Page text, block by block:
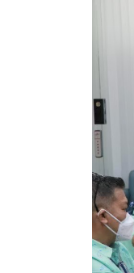
สรุปผลการ
ประกาศผู้ชน
ประกาศรา
ประกาศเ
ยกเลิกประ